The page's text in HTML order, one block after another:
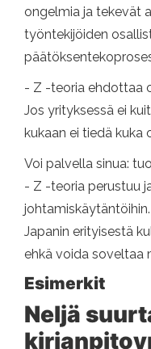
ongelmia ja tekevät
työntekijöiden
- Z -teoria ehdottaa
Jos yrityksessä ei
kukaan ei tiedä kuka
Voi palvella sinua:
- Z -teoria perustuu
Japanin erityisestä
ehkä voida soveltaa
Esimerkit
Neljä